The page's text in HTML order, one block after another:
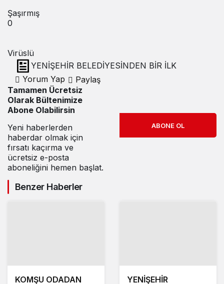
Şaşırmış
0
Virüslü
YENİŞEHİR BELEDİYESİNDEN BİR İLK
Yorum Yap
Paylaş
Tamamen Ücretsiz
Olarak Bültenimize
Abone Olabilirsin
Yeni haberlerden
haberdar olmak için
fırsatı kaçırma ve
ücretsiz e-posta
aboneliğini hemen başlat.
ABONE OL
Benzer Haberler
KOMŞU ODADAN
YENİŞEHİR